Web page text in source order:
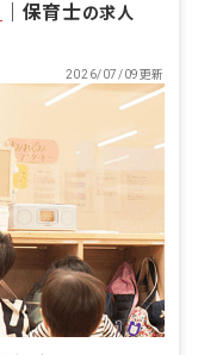
保育士の求人
2026/07/09更新